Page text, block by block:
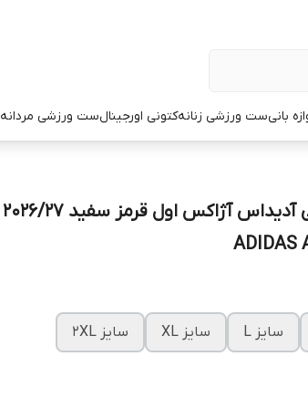
بانیست ورزشی زنانهکتونی اورجینالست ورزشی مردانه
تیشرت کیت فوتبالی آدیداس آژاکس اول قرمز سفید 2026/27
سایز L سایز XL
سایز 2XL